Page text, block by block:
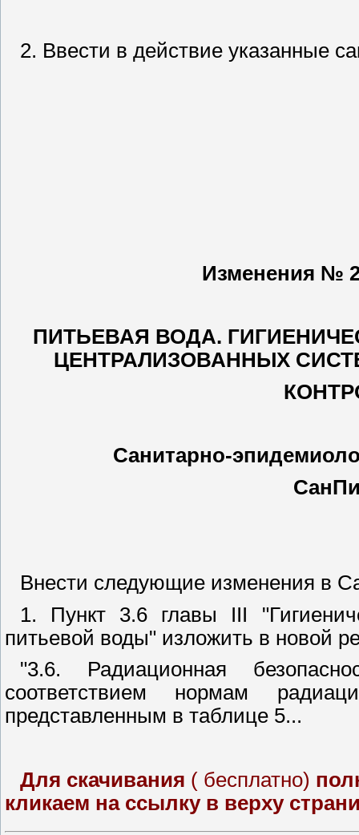
2. Ввести в действие указанные
Изменения №
ПИТЬЕВАЯ ВОДА.
ЦЕНТРАЛИЗОВАННЫХ
Санитарно-
Внести следующие изменения в
1. Пункт 3.6 главы III
питьевой воды" изложить в новой
"3.6. Радиационная
соответствием нормам
представленным в таблице 5...
Для скачивания ( бесплатно)
кликаем на ссылку в верху